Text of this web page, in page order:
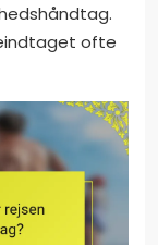
ofte